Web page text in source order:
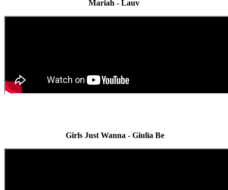
Mariah - Lauv
Girls Just Wanna - Giulia Be